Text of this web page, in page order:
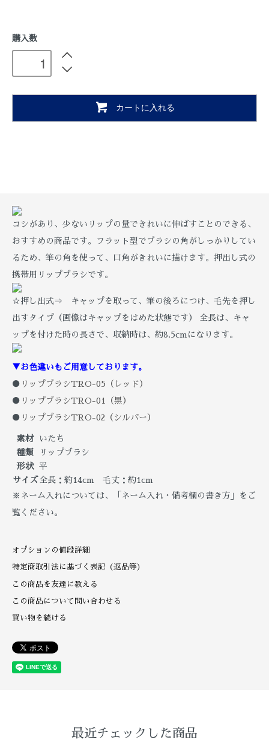
購入数
カートに入れる
コシがあり、少ないリップの量できれいに伸ばすことのできる、
おすすめの商品です。フラット型でブラシの角がしっかりしてい
るため、筆の角を使って、口角がきれいに描けます。押出し式の
携帯用リップブラシです。
☆押し出式⇒ キャップを取って、筆の後ろにつけ、毛先を押し
出すタイプ（画像はキャップをはめた状態です） 全長は、キャ
ップを付けた時の長さで、収納時は、約8.5cmになります。
▼お色違いもご用意しております。
● リップブラシTRO-05（レッド）
● リップブラシTRO-01（黒）
● リップブラシTRO-02（シルバー）
素材
いたち
種類
リップブラシ
形状
平
サイズ 全長：約14cm 毛丈：約1cm
※ネーム入れについては、「ネーム入れ・備考欄の書き方」をご
覧ください。
オプションの値段詳細
特定商取引法に基づく表記（返品等）
この商品を友達に教える
この商品について問い合わせる
買い物を続ける
最近チェックした商品